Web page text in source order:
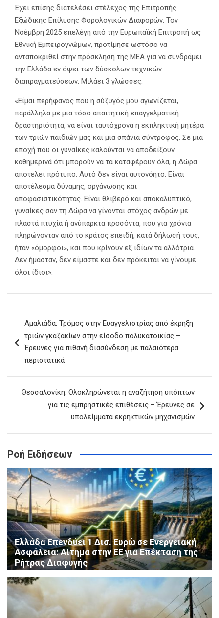
Έχει επίσης διατελέσει στέλεχος της Επιτροπής
Εξώδικης Επίλυσης Φορολογικών Διαφορών. Τον
Νοέμβρη 2025 επελέγη από την Ευρωπαϊκή Επιτροπή ως
Εθνική Εμπειρογνώμων, προτίμησε ωστόσο να
ανταποκριθεί στην πρόσκληση της ΜΕΑ για να συνδράμει
την Ελλάδα εν όψει των δύσκολων τεχνικών
διαπραγματεύσεων. Μιλάει 3 γλώσσες.
«Είμαι περήφανος που η σύζυγός μου αγωνίζεται,
παράλληλα με μια τόσο απαιτητική επαγγελματική
δραστηριότητα, να είναι ταυτόχρονα η εκπληκτική μητέρα
των τριών παιδιών μας και μια σπάνια σύντροφος. Σε μια
εποχή που οι γυναίκες καλούνται να αποδείξουν
καθημερινά ότι μπορούν να τα καταφέρουν όλα, η Δώρα
αποτελεί πρότυπο. Αυτό δεν είναι αυτονόητο. Είναι
αποτέλεσμα δύναμης, οργάνωσης και
αποφασιστικότητας. Είναι θλιβερό και αποκαλυπτικό,
γυναίκες σαν τη Δώρα να γίνονται στόχος ανδρών με
πλαστά πτυχία ή ανύπαρκτα προσόντα, που για χρόνια
πληρώνονταν από το κράτος επειδή, κατά δήλωσή τους,
ήταν «όμορφοι», και που κρίνουν εξ ιδίων τα αλλότρια.
Δεν ήμασταν, δεν είμαστε και δεν πρόκειται να γίνουμε
όλοι ίδιοι».
άρθρων
Αμαλιάδα: Τρόμος στην Ευαγγελιστρίας από έκρηξη
τριών γκαζακίων στην είσοδο πολυκατοικίας –
Έρευνες για πιθανή διασύνδεση με παλαιότερα
περιστατικά
Θεσσαλονίκη: Ολοκληρώνεται η αναζήτηση υπόπτων
για τις εμπρηστικές επιθέσεις – Έρευνες σε
υπολείμματα εκρηκτικών μηχανισμών
Ροή Ειδήσεων
Ελλάδα Επενδύει 1 Δισ. Ευρώ σε Ενεργειακή
Ασφάλεια: Αίτημα στην ΕΕ για Επέκταση της
Ρήτρας Διαφυγής